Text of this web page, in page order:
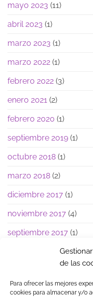
de las
Para ofrecer las mejores
cookies para almacenar y/o
mayo 2023 (11)
abril 2023 (1)
marzo 2023 (1)
marzo 2022 (1)
febrero 2022 (3)
enero 2021 (2)
febrero 2020 (1)
septiembre 2019 (1)
octubre 2018 (1)
marzo 2018 (2)
diciembre 2017 (1)
noviembre 2017 (4)
septiembre 2017 (1)